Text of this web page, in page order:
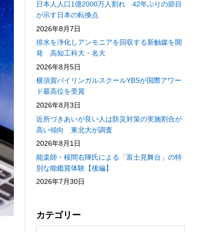
日本人人口1億2000万人割れ 42年ぶりの節目
が示す日本の転換点
2026年8月7日
排水を浄化しアンモニアを回収する新触媒を開
発 高知工科大・名大
2026年8月5日
横須賀バイリンガルスクールYBSが国際アワー
ド最高位を受賞
2026年8月3日
近所づきあいが良い人は防災対策の実施割合が
高い傾向 東北大が調査
2026年8月1日
能楽師・桜間右陣氏による「富士見舞台」の特
別な能鑑賞体験【後編】
2026年7月30日
カテゴリー